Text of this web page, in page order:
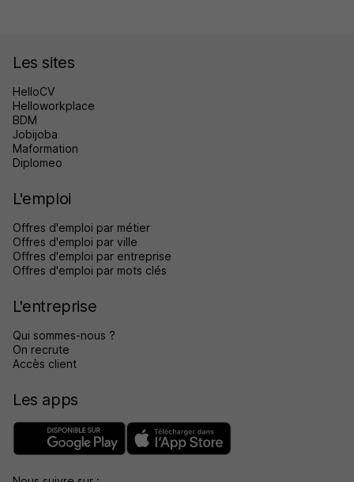
Les sites
HelloCV
Helloworkplace
BDM
Jobijoba
Maformation
Diplomeo
L'emploi
Offres d'emploi par métier
Offres d'emploi par ville
Offres d'emploi par entreprise
Offres d'emploi par mots clés
L'entreprise
Qui sommes-nous ?
On recrute
Accès client
Les apps